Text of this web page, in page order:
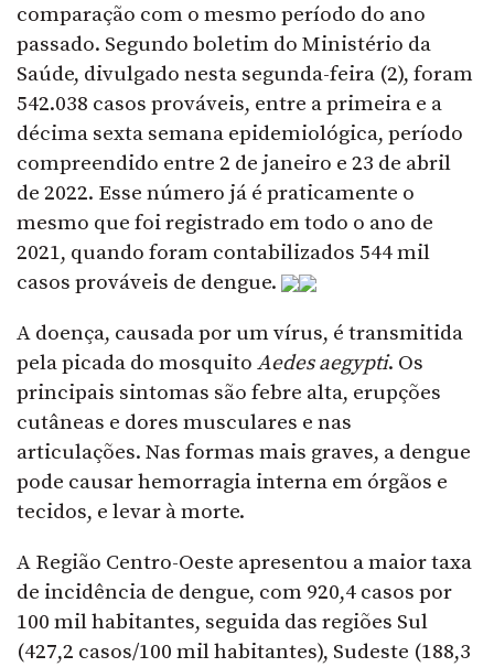
comparação com o mesmo período do ano
passado. Segundo boletim do Ministério da
Saúde, divulgado nesta segunda-feira (2), foram
542.038 casos prováveis, entre a primeira e a
décima sexta semana epidemiológica, período
compreendido entre 2 de janeiro e 23 de abril
de 2022. Esse número já é praticamente o
mesmo que foi registrado em todo o ano de
2021, quando foram contabilizados 544 mil
casos prováveis de dengue.
A doença, causada por um vírus, é transmitida
pela picada do mosquito Aedes aegypti. Os
principais sintomas são febre alta, erupções
cutâneas e dores musculares e nas
articulações. Nas formas mais graves, a dengue
pode causar hemorragia interna em órgãos e
tecidos, e levar à morte.
A Região Centro-Oeste apresentou a maior taxa
de incidência de dengue, com 920,4 casos por
100 mil habitantes, seguida das regiões Sul
(427,2 casos/100 mil habitantes), Sudeste (188,3